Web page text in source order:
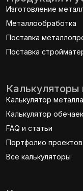
Изготовление
Металлообработка
Поставка
Поставка
Калькулятор металла
Калькулятор обечаек
FAQ и статьи
Портфолио проектов
Все калькуляторы